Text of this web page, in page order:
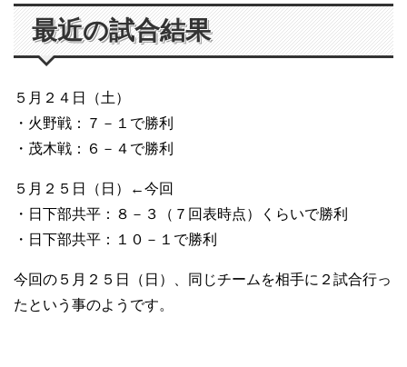
最近の試合結果
５月２４日（土）
・火野戦：７－１で勝利
・茂木戦：６－４で勝利
５月２５日（日）←今回
・日下部共平：８－３（７回表時点）くらいで勝利
・日下部共平：１０－１で勝利
今回の５月２５日（日）、同じチームを相手に２試合行っ
たという事のようです。